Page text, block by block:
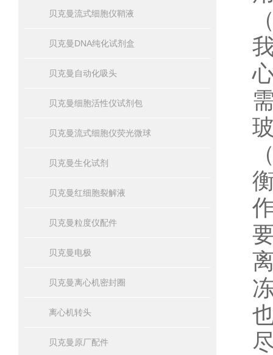
贝克曼流式细胞仪鞘液
贝克曼DNA纯化试剂盒
贝克曼自动化吸头
贝克曼细胞活性仪试剂包
贝克曼流式细胞仪荧光微球
贝克曼生化试剂
贝克曼红细胞裂解液
贝克曼粒度仪配件
贝克曼电极
贝克曼离心机密封圈
离心机转头
贝克曼原厂配件